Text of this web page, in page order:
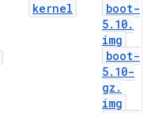
kernel
boot-
5. 10.
img
boot-
5. 10-
gz .
img